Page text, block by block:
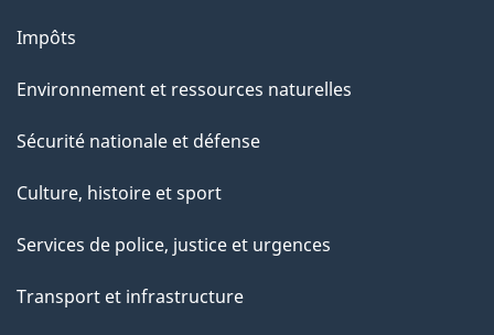
Impôts
Environnement et ressources naturelles
Sécurité nationale et défense
Culture, histoire et sport
Services de police, justice et urgences
Transport et infrastructure